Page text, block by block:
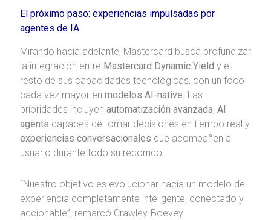
El próximo paso: experiencias impulsadas por
agentes de IA
Mirando hacia adelante, Mastercard busca profundizar
la integración entre Mastercard Dynamic Yield y el
resto de sus capacidades tecnológicas, con un foco
cada vez mayor en modelos AI-native. Las
prioridades incluyen automatización avanzada, AI
agents capaces de tomar decisiones en tiempo real y
experiencias conversacionales que acompañen al
usuario durante todo su recorrido.
“Nuestro objetivo es evolucionar hacia un modelo de
experiencia completamente inteligente, conectado y
accionable”, remarcó Crawley-Boevey.